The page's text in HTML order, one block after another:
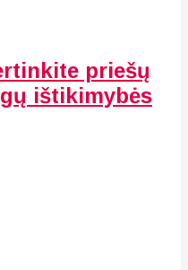
priešų
ištikimybės